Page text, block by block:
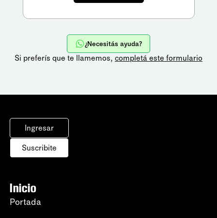
¿Necesitás ayuda?
Si preferís que te llamemos, completá este formulario
Ingresar
Suscribite
Inicio
Portada